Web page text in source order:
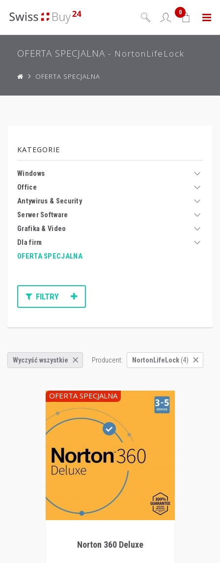
Menu
0
OFERTA SPECJALNA - NortonLifeLock
OFERTA SPECJALNA
KATEGORIE
Windows
Office
Antywirus & Security
Serwer Software
Grafika & Video
Dla firm
OFERTA SPECJALNA
FILTRY
Wyczyść wszystkie Producent: NortonLifeLock(4)
OFERTA SPECJALNA
Norton 360 Deluxe